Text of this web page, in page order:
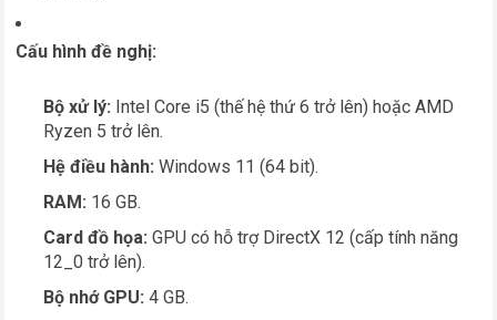
Cấu hình đề nghị:
Bộ xử lý: Intel Core i5 (thế hệ thứ 6 trở lên) hoặc AMD
Ryzen 5 trở lên.
Hệ điều hành: Windows 11 (64 bit).
RAM: 16 GB.
Card đồ họa: GPU có hỗ trợ DirectX 12 (cấp tính năng
12_0 trở lên).
Bộ nhớ GPU: 4 GB.